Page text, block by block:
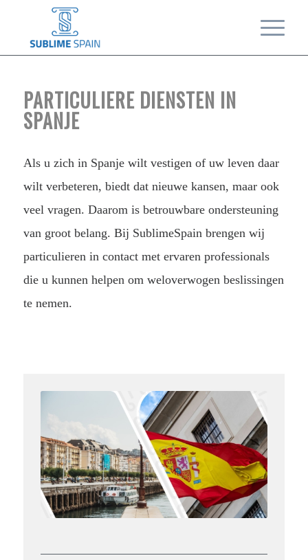
PARTICULIERE DIENSTEN IN
SPANJE
Als u zich in Spanje wilt vestigen of uw leven daar
wilt verbeteren, biedt dat nieuwe kansen, maar ook
veel vragen. Daarom is betrouwbare ondersteuning
van groot belang. Bij SublimeSpain brengen wij
particulieren in contact met ervaren professionals
die u kunnen helpen om weloverwogen beslissingen
te nemen.